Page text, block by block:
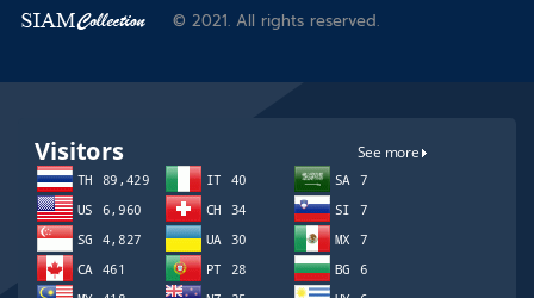
© 2021. All rights reserved.